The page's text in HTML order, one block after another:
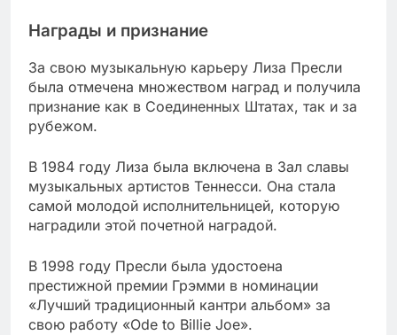
Награды и признание
За свою музыкальную карьеру Лиза Пресли
была отмечена множеством наград и получила
признание как в Соединенных Штатах, так и за
рубежом.
В 1984 году Лиза была включена в Зал славы
музыкальных артистов Теннесси. Она стала
самой молодой исполнительницей, которую
наградили этой почетной наградой.
В 1998 году Пресли была удостоена
престижной премии Грэмми в номинации
«Лучший традиционный кантри альбом» за
свою работу «Ode to Billie Joe».